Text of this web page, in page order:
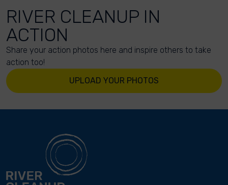
RIVER CLEANUP IN
ACTION
Share your action photos here and inspire others to take
action too!
UPLOAD YOUR PHOTOS